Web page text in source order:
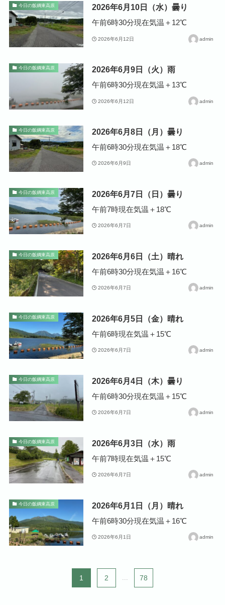
今日の飯綱東高原 2026年6月10日（水）曇り
午前6時30分現在気温＋12℃
2026年6月12日 admin
今日の飯綱東高原 2026年6月9日（火）雨
午前6時30分現在気温＋13℃
2026年6月12日 admin
今日の飯綱東高原 2026年6月8日（月）曇り
午前6時30分現在気温＋18℃
2026年6月9日 admin
今日の飯綱東高原 2026年6月7日（日）曇り
午前7時現在気温＋18℃
2026年6月7日 admin
今日の飯綱東高原 2026年6月6日（土）晴れ
午前6時30分現在気温＋16℃
2026年6月7日 admin
今日の飯綱東高原 2026年6月5日（金）晴れ
午前6時現在気温＋15℃
2026年6月7日 admin
今日の飯綱東高原 2026年6月4日（木）曇り
午前6時30分現在気温＋15℃
2026年6月7日 admin
今日の飯綱東高原 2026年6月3日（水）雨
午前7時現在気温＋15℃
2026年6月7日 admin
今日の飯綱東高原 2026年6月1日（月）晴れ
午前6時30分現在気温＋16℃
2026年6月1日 admin
1 2 78